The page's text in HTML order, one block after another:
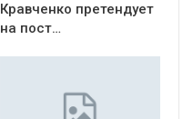
Кравченко претендует
на пост…